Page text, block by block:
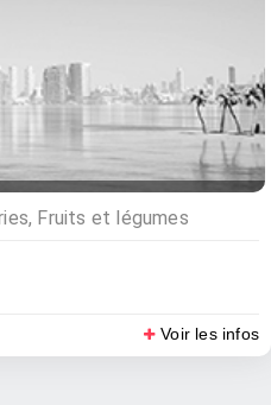
Fruits et légumes
Voir les infos